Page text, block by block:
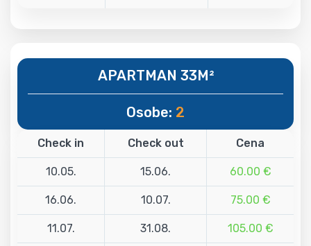
APARTMAN 33M²
Osobe: 2
Check in Check out Cena
10.05. 15.06. 60.00 €
16.06. 10.07. 75.00 €
11.07. 31.08. 105.00 €